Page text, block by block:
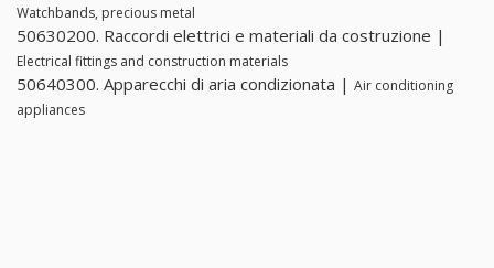
Watchbands, precious metal
50630200. Raccordi elettrici e materiali da costruzione |
Electrical fittings and construction materials
50640300. Apparecchi di aria condizionata | Air conditioning
appliances